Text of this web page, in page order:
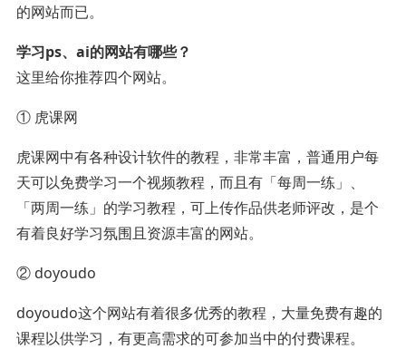
的网站而已。
学习ps、ai的网站有哪些？
这里给你推荐四个网站。
① 虎课网
虎课网中有各种设计软件的教程，非常丰富，普通用户每
天可以免费学习一个视频教程，而且有「每周一练」、
「两周一练」的学习教程，可上传作品供老师评改，是个
有着良好学习氛围且资源丰富的网站。
② doyoudo
doyoudo这个网站有着很多优秀的教程，大量免费有趣的
课程以供学习，有更高需求的可参加当中的付费课程。